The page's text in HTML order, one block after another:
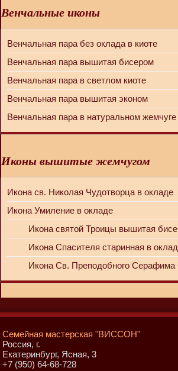
Венчальные иконы
Венчальная пара без оклада в киоте
Венчальная пара вышитая бисером
Венчальная пара в светлом киоте
Венчальная пара вышитая эконом
Венчальная пара в натуральном жемчуге
Иконы вышитые жемчугом
Икона св. Николая Чудотворца в окладе
Икона Умиление в окладе
Икона святой Троицы вышитая
Икона Спасителя старинная в
Икона Св. Преподобного Серафима
Семейная мастерская "ВИССОН"
Россия, г.
Екатеринбург, Ясная, 3
+7 (950) 64-68-728